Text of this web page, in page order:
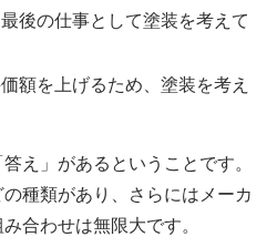
後の仕事として塗装を考えて
額を上げるため、塗装を考え
え」があるということです。
種類があり、さらにはメーカ
合わせは無限大です。